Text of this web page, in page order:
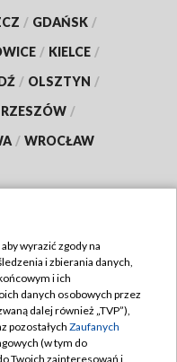
/ GDAŃSK /
/ KIELCE /
/ OLSZTYN /
RZESZÓW /
/ WROCŁAW
wyrazić zgody na
i zbierania danych,
i ich
danych osobowych przez
dalej również „TVP”),
pozostałych Zaufanych
(w tym do
Twoich zainteresowań i